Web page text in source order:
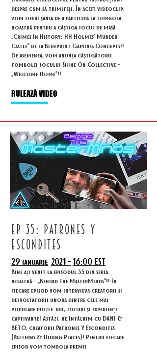
despre cum să trimiteți. În acest videoclip,
vom oferi șansa de a participa la tombola
noastră pentru a câștiga jocul de masă
„Crimes In History: HH Holmes' Murder
Castle” de la Blueprint Gaming Concepts!!
De asemenea, vom anunța câștigătorii
tombolei jocului Shine On Collective -
„Welcome Home”!!
RULEAZĂ VIDEO
ep 35: PATRONES Y
ESCONDITES
29 ianuarie 2021 - 16:00 EST
Bine ați venit la episodul 35 din seria
noastră - „Behind The MasterMinds”!! În
fiecare episod vom intervieva creatorii și
dezvoltatorii unora dintre cele mai
populare puzzle-uri, jocuri și experiențe
captivante! Astăzi, ne întâlnim cu DANI &
BETO, creatorii Patrones Y Escondites
(Patterns & Hiding Places)! Pentru fiecare
episod vom tombola premii